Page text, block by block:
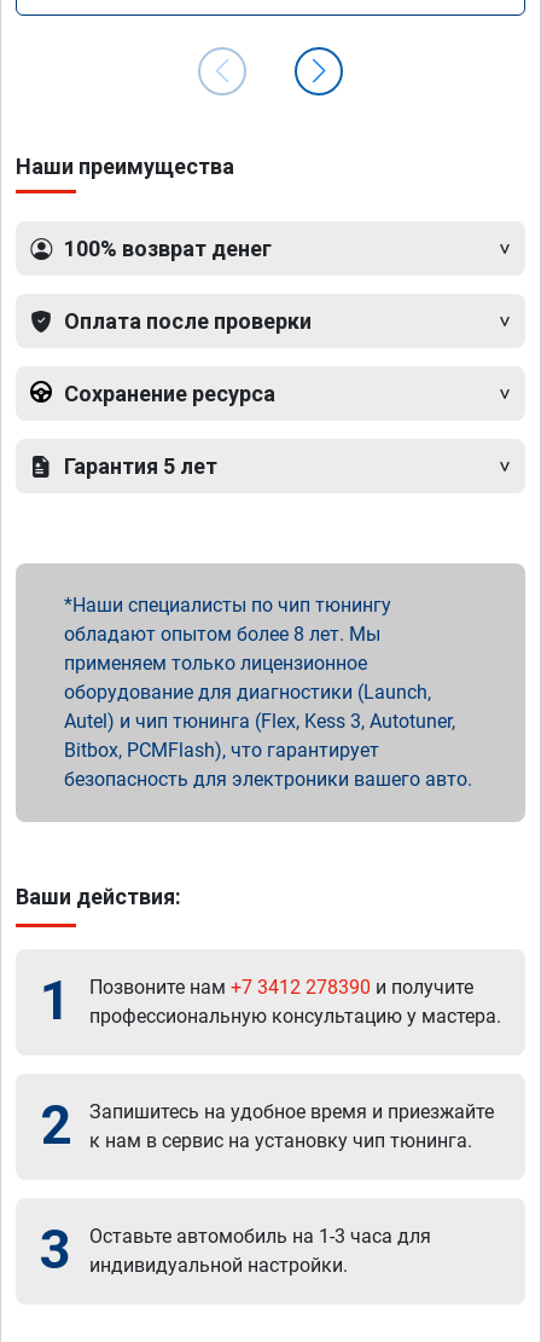
Наши преимущества
100% возврат денег
Оплата после проверки
Сохранение ресурса
Гарантия 5 лет
Наши специалисты по чип тюнингу
обладают опытом более 8 лет. Мы
применяем только лицензионное
оборудование для диагностики (Launch,
Autel) и чип тюнинга (Flex, Kess 3, Autotuner,
Bitbox, PCMFlash), что гарантирует
безопасность для электроники вашего авто.
Ваши действия:
1 Позвоните нам +7 3412 278390 и получите
профессиональную консультацию у мастера.
2
Запишитесь на удобное время и приезжайте
к нам в сервис на установку чип тюнинга.
3
Оставьте автомобиль на 1-3 часа для
индивидуальной настройки.